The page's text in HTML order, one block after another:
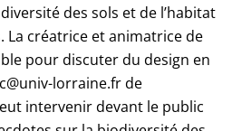
des sols et de l’habitat
La créatrice et animatrice de
pour discuter du design en
lorraine.fr de
intervenir devant le public